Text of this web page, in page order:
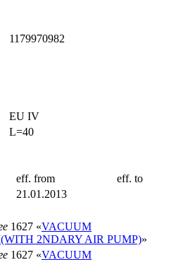
1179970982
EU IV
L=40
eff. from
eff. to
21.01.2013
1627 «VACUUM
2NDARY AIR PUMP)»
1627 «VACUUM